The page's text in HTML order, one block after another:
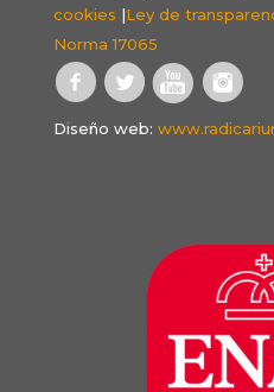
cookies |Ley de
Norma 17065
Diseño web: